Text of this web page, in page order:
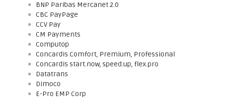
BNP Paribas Mercanet 2.0
CBC PayPage
CCV Pay
CM Payments
Computop
Concardis Comfort, Premium, Professional
Concardis start.now, speed.up, flex.pro
Datatrans
Dimoco
E-Pro EMP Corp